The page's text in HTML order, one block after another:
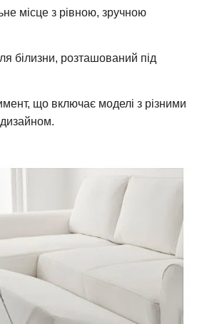
місце з рівною, зручною
білизни, розташований під
що включає моделі з різними